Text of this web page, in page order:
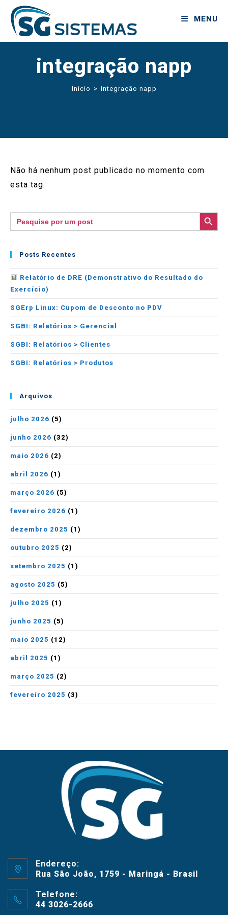
MENU
integração napp
Início > integração napp
Não há nenhum post publicado no momento com
esta tag.
Search
for:
SEARCH BUTTON
Posts Recentes
Relatório de DRE (Demonstrativo do Resultado do
Exercício)
SGErp Linux: Cupom de Desconto no PDV
SGBI: Relatórios > Gerencial
SGBI: Relatórios > Clientes
SGBI: Relatórios > Produtos
Arquivos
julho 2026 (5)
junho 2026 (32)
maio 2026 (2)
abril 2026 (1)
março 2026 (5)
fevereiro 2026 (1)
dezembro 2025 (1)
outubro 2025 (2)
setembro 2025 (1)
agosto 2025 (5)
julho 2025 (1)
junho 2025 (5)
maio 2025 (12)
abril 2025 (1)
março 2025 (2)
fevereiro 2025 (3)
Endereço:
Rua São João, 1759 - Maringá - Brasil
Telefone:
44 3026-2666